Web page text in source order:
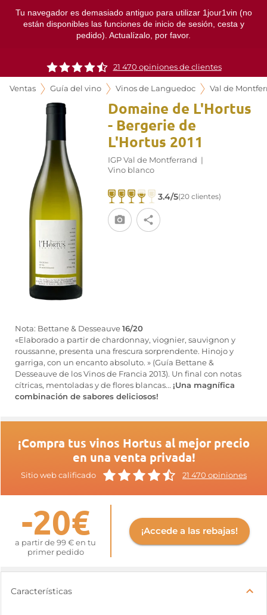
Tu navegador es demasiado antiguo para utilizar 1jour1vin (no
están disponibles las funciones de inicio de sesión, cesta y
pedido). Actualízalo, por favor.
21 470 opiniones de clientes
Ventas Guía del vino Vinos de Languedoc Val de
Domaine de L'Hortus
- Bergerie de
L'Hortus 2011
IGP Val de Montferrand |
Vino blanco
3.4/5(20 clientes)
Nota: Bettane & Desseauve 16/20
«Elaborado a partir de chardonnay, viognier, sauvignon y
roussanne, presenta una frescura sorprendente. Hinojo y
garriga, con un encanto absoluto. » (Guía Bettane &
Desseauve de los Vinos de Francia 2013). Un final con notas
cítricas, mentoladas y de flores blancas... ¡Una magnífica
combinación de sabores deliciosos!
¡Compra tus vinos Hortus al mejor precio
en una venta privada!
Sitio web calificado 21 470 opiniones
-20€
a partir de 99 € en tu
primer pedido
¡Accede a las rebajas!
Características